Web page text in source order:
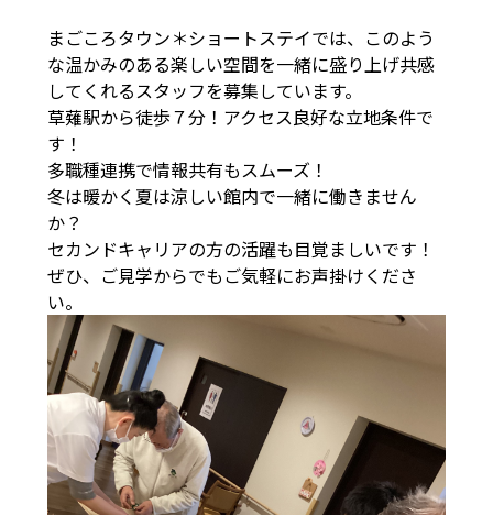
まごころタウン＊ショートステイでは、このよう
な温かみのある楽しい空間を一緒に盛り上げ共感
してくれるスタッフを募集しています。
草薙駅から徒歩７分！アクセス良好な立地条件で
す！
多職種連携で情報共有もスムーズ！
冬は暖かく夏は涼しい館内で一緒に働きません
か？
セカンドキャリアの方の活躍も目覚ましいです！
ぜひ、ご見学からでもご気軽にお声掛けくださ
い。